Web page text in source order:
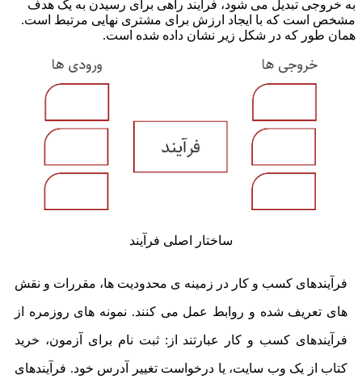
خروجی تبدیل می شود، فرآیند راهی برای رسیدن به یک هدف
است که با ایجاد ارزش برای مشتری نهایی مرتبط است.
طور که در شکل زیر نشان داده شده است.
ساختار اصلی فرآیند
فرآیندهای کسب و کار در زمینه ی محدودیت ها، مقررات و نقش
های تعریف شده و روابط عمل می کنند. نمونه های روزمره از
فرآیندهای کسب و کار عبارتند از: ثبت نام برای آزمون، خرید
کتاب از یک وب سایت، یا درخواست تغییر آدرس خود. فرآیندهای